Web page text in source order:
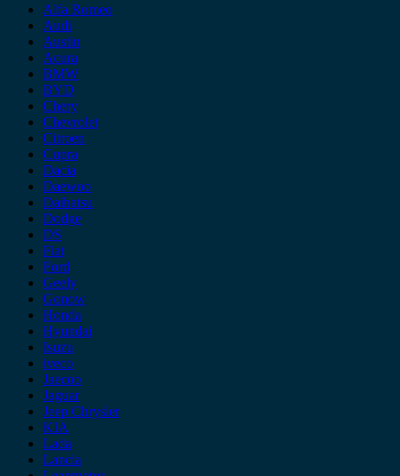
Alfa Romeo
Audi
Austin
Acura
BMW
BYD
Chery
Chevrolet
Citroen
Cupra
Dacia
Daewoo
Daihatsu
Dodge
DS
Fiat
Ford
Geely
Gonow
Honda
Hyundai
Isuzu
iveco
Jaecoo
Jaguar
Jeep Chrysler
KIA
Lada
Lancia